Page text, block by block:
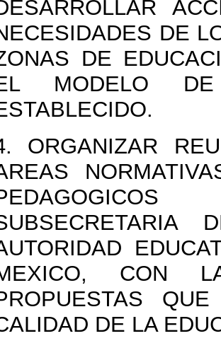
DE
DE
MODELO DE
ORGANIZAR
CON
DE LA